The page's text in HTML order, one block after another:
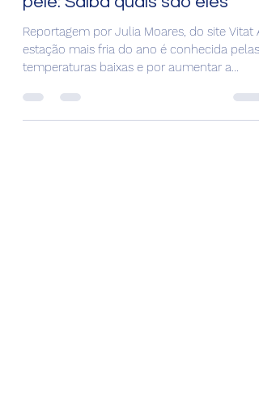
"Benefícios do inverno para a
pele: Saiba quais são eles"
Reportagem por Julia Moares, do site Vitat A
temperaturas baixas e por aumentar a
prevalência...